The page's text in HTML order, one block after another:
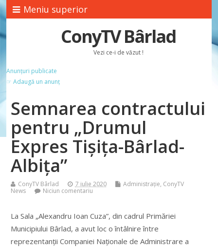
Meniu superior
ConyTV Bârlad
Vezi ce-i de văzut !
Anunțuri publicate
☞ Adaugă un anunț
Semnarea contractului
pentru „Drumul
Expres Tișița-Bârlad-
Albița”
ConyTV Bârlad 7 iulie 2020 Administrație, ConyTV
News
Niciun comentariu
La Sala „Alexandru Ioan Cuza”, din cadrul Primăriei
Municipiului Bârlad, a avut loc o întâlnire între
reprezentanții Companiei Naționale de Administrare a